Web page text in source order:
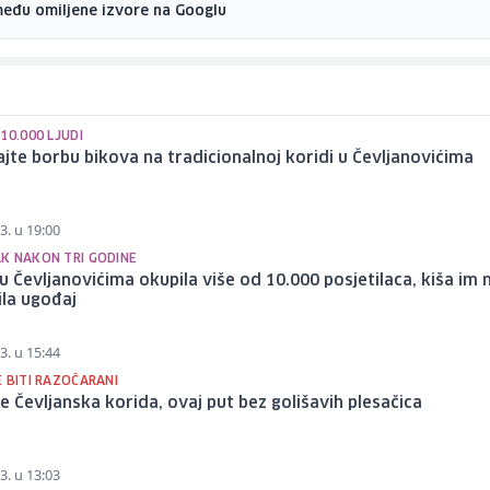
omiljene izvore na Googlu
LJUDI
borbu bikova na tradicionalnoj koridi u Čevljanovićima
u 19:00
NAKON TRI GODINE
Čevljanovićima okupila više od 10.000 posjetilaca, kiša im
ugođaj
u 15:44
BITI RAZOČARANI
Čevljanska korida, ovaj put bez golišavih plesačica
u 13:03